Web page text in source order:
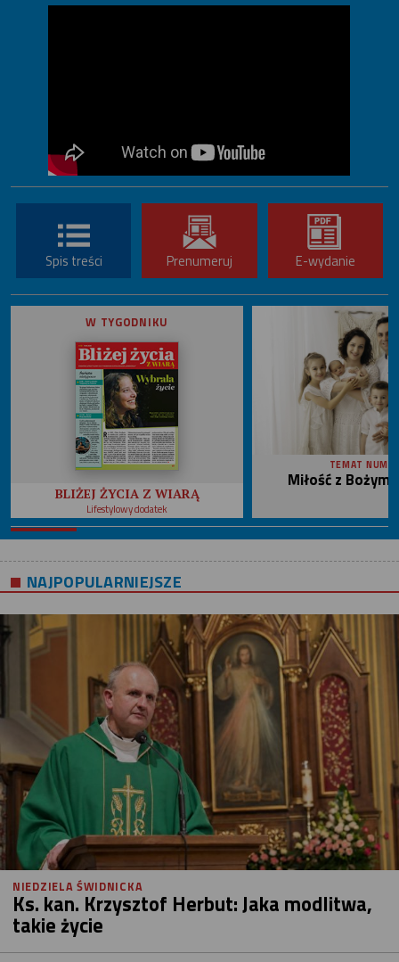
Spis treści Prenumeruj E-wydanie
W TYGODNIKU
BLIŻEJ ŻYCIA Z WIARĄ
Lifestylowy dodatek
TEMAT
Miłość z
NAJPOPULARNIEJSZE
NIEDZIELA ŚWIDNICKA
Ks. kan. Krzysztof Herbut: Jaka modlitwa,
takie życie